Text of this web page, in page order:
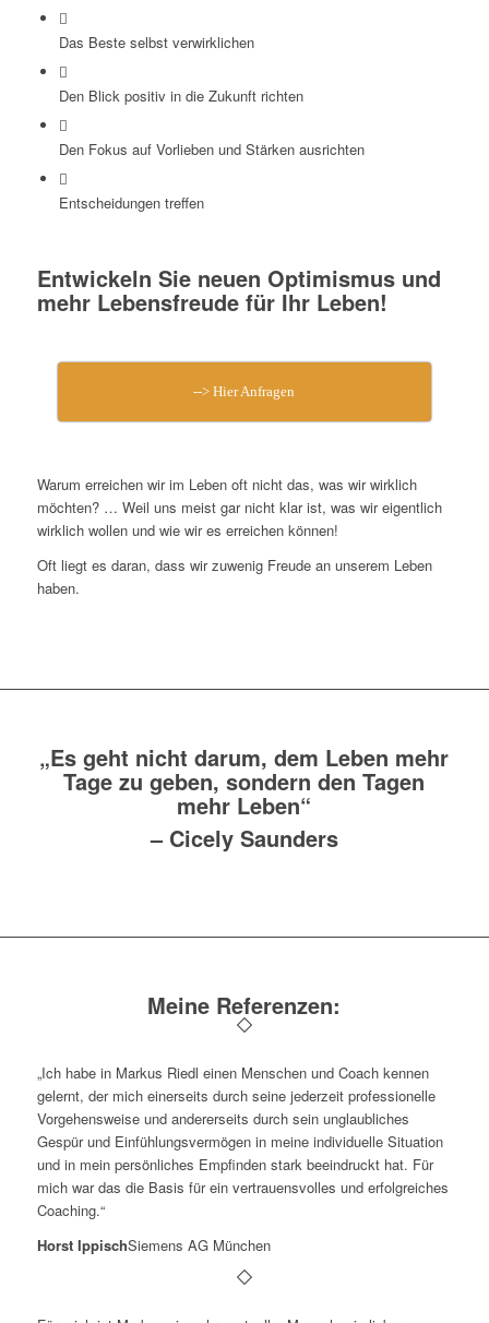
Das Beste selbst verwirklichen
Den Blick positiv in die Zukunft richten
Den Fokus auf Vorlieben und Stärken ausrichten
Entscheidungen treffen
Entwickeln Sie neuen Optimismus und
mehr Lebensfreude für Ihr Leben!
--> Hier Anfragen
Warum erreichen wir im Leben oft nicht das, was wir wirklich
möchten? … Weil uns meist gar nicht klar ist, was wir eigentlich
wirklich wollen und wie wir es erreichen können!
Oft liegt es daran, dass wir zuwenig Freude an unserem Leben
haben.
„Es geht nicht darum, dem Leben mehr
Tage zu geben, sondern den Tagen
mehr Leben“
–Cicely Saunders
Meine Referenzen:
„Ich habe in Markus Riedl einen Menschen und Coach kennen
gelernt, der mich einerseits durch seine jederzeit professionelle
Vorgehensweise und andererseits durch sein unglaubliches
Gespür und Einfühlungsvermögen in meine individuelle Situation
und in mein persönliches Empfinden stark beeindruckt hat. Für
mich war das die Basis für ein vertrauensvolles und erfolgreiches
Coaching.“
Horst IppischSiemens AG München